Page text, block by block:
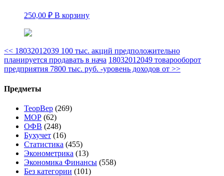
250,00 ₽ В корзину
<< 18032012039 100 тыс. акций предположительно
планируется продавать в нача 18032012049 товарооборот
предприятия 7800 тыс. руб. -уровень доходов от >>
Предметы
ТеорВер (269)
МОР (62)
ОФВ (248)
Бухучет (16)
Статистика (455)
Эконометрика (13)
Экономика Финансы (558)
Без категории (101)